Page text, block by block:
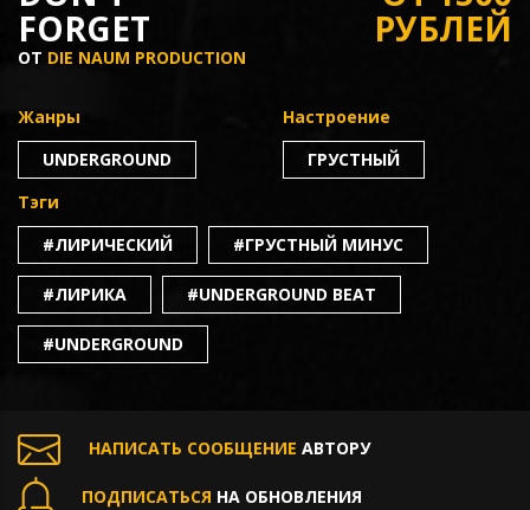
FORGET
ОТ DIE NAUM PRODUCTION
РУБЛЕЙ
Жанры
UNDERGROUND
Настроение
ГРУСТНЫЙ
Тэги
#ЛИРИЧЕСКИЙ
#ГРУСТНЫЙ МИНУС
#ЛИРИКА #UNDERGROUND BEAT
#UNDERGROUND
НАПИСАТЬ СООБЩЕНИЕ АВТОРУ
ПОДПИСАТЬСЯ НА ОБНОВЛЕНИЯ